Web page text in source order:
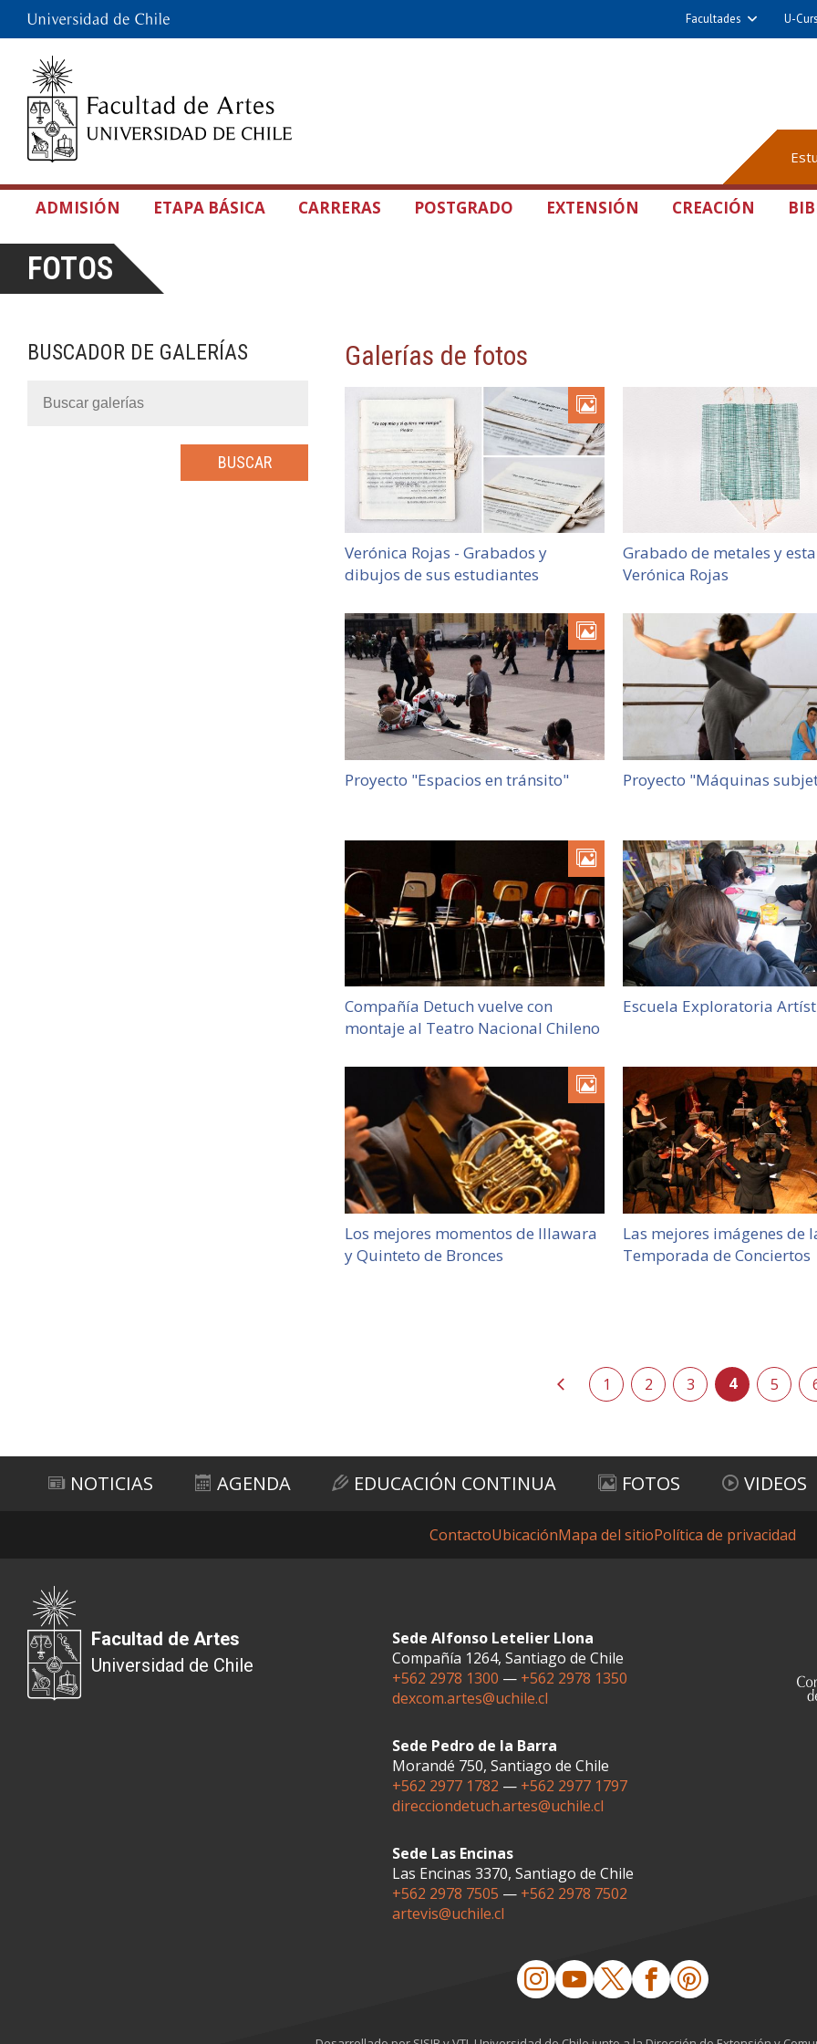
Facultades U-
ADMISIÓN ETAPA BÁSICA CARRERAS POSTGRADO EXTENSIÓN CREACIÓN
FOTOS
BUSCADOR DE GALERÍAS Galerías de fotos
Verónica Rojas - Grabados y
dibujos de sus estudiantes
Grabado de metales y
Verónica Rojas
Proyecto "Espacios en tránsito" Proyecto "Máquinas
Compañía Detuch vuelve con
montaje al Teatro Nacional Chileno
Escuela Exploratoria
Los mejores momentos de Illawara
y Quinteto de Bronces
Las mejores imágenes de
Temporada de Conciertos
1 2 3 4 5
NOTICIAS AGENDA EDUCACIÓN CONTINUA FOTOS VIDEOS
ContactoUbicaciónMapa del sitioPolítica de privacidad
Facultad de Artes
Universidad de Chile
Sede Alfonso Letelier Llona
Compañía 1264, Santiago de Chile
+562 2978 1300 — +562 2978 1350
dexcom.artes@uchile.cl
Sede Pedro de la Barra
Morandé 750, Santiago de Chile
+562 2977 1782 — +562 2977 1797
direcciondetuch.artes@uchile.cl
Sede Las Encinas
Las Encinas 3370, Santiago de Chile
+562 2978 7505 — +562 2978 7502
artevis@uchile.cl